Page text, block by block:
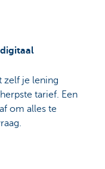
zelf je lening
tarief. Een
om alles te